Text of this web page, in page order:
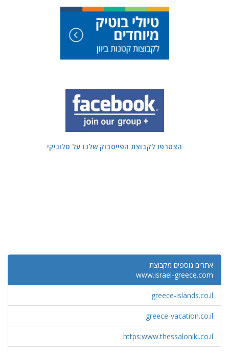
הצטרפו לקבוצת הפייסבוק שלנו על סלוניקי
אתרים נוספים מקבוצת
www.israel-greece.com
greece-islands.co.il
greece-vacation.co.il
https:www.thessaloniki.co.il